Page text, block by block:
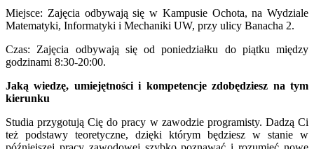
Miejsce: Zajęcia odbywają się w Kampusie Ochota, na Wydziale
Matematyki, Informatyki i Mechaniki UW, przy ulicy Banacha 2.
Czas: Zajęcia odbywają się od poniedziałku do piątku między
godzinami 8:30-20:00.
Jaką wiedzę, umiejętności i kompetencje zdobędziesz na tym
kierunku
Studia przygotują Cię do pracy w zawodzie programisty. Dadzą Ci
też podstawy teoretyczne, dzięki którym będziesz w stanie w